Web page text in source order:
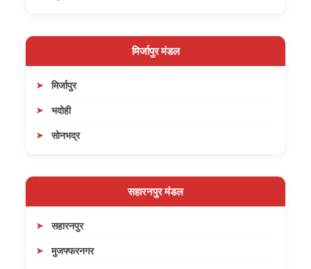
मिर्जापुर मंडल
मिर्जापुर
भदोही
सोनभद्र
सहारनपुर मंडल
सहारनपुर
मुजफ्फरनगर